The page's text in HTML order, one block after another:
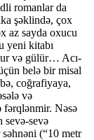
romanlar da
şəklində, çox
az sayda oxucu
yeni kitabı
və gülür… Acı-
belə bir misal
coğrafiyaya,
və
fərqlənmir. Nəsə
sevə-sevə
(“10 metr